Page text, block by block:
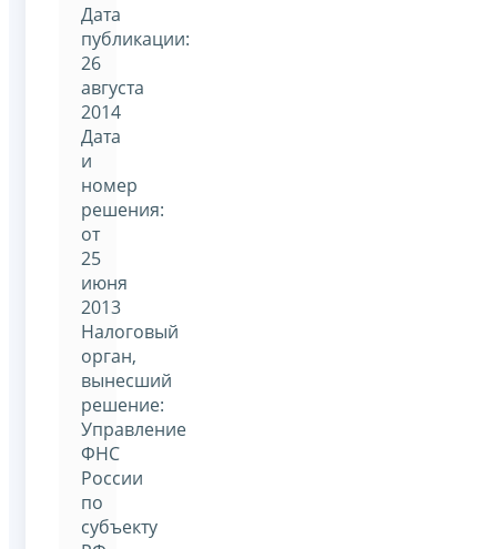
Дата
публикации:
26
августа
2014
Дата
и
номер
решения:
от
25
июня
2013
Налоговый
орган,
вынесший
решение:
Управление
ФНС
России
по
субъекту